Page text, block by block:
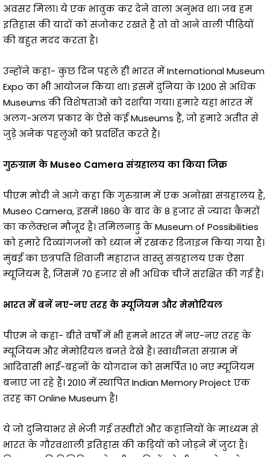
अवसर मिला। ये एक भावुक कर देने वाला अनुभव था। जब हम
इतिहास की यादों को संजोकर रखते हैं तो वो आने वाली पीढ़ियों
की बहुत मदद करता है।
उन्होंने कहा- कुछ दिन पहले ही भारत में International Museum
Expo का भी आयोजन किया था। इसमें दुनिया के 1200 से अधिक
Museums की विशेषताओं को दर्शाया गया। हमारे यहां भारत में
अलग-अलग प्रकार के ऐसे कई Museums हैं, जो हमारे अतीत से
जुड़े अनेक पहलुओं को प्रदर्शित करते हैं।
गुरुग्राम के Museo Camera संग्रहालय का किया जिक्र
पीएम मोदी ने आगे कहा कि गुरुग्राम में एक अनोखा संग्रहालय है,
Museo Camera, इसमें 1860 के बाद के 8 हजार से ज्यादा कैमरों
का कलेक्शन मौजूद है। तमिलनाडु के Museum of Possibilities
को हमारे दिव्यांगजनों को ध्यान में रखकर डिजाइन किया गया है।
मुंबई का छत्रपति शिवाजी महाराज वास्तु संग्रहालय एक ऐसा
म्यूजियम है, जिसमें 70 हजार से भी अधिक चीजें संरक्षित की गई हैं।
भारत में बनें नए-नए तरह के म्यूजियम और मेमोरियल
पीएम ने कहा- बीते वर्षों में भी हमने भारत में नए-नए तरह के
म्यूजियम और मेमोरियल बनते देखे हैं। स्वाधीनता संग्राम में
आदिवासी भाई-बहनों के योगदान को समर्पित 10 नए म्यूजियम
बनाए जा रहे हैं। 2010 में स्थापित Indian Memory Project एक
तरह का Online Museum है।
ये जो दुनियाभर से भेजी गई तस्वीरों और कहानियों के माध्यम से
भारत के गौरवशाली इतिहास की कड़ियों को जोड़ने में जुटा है।